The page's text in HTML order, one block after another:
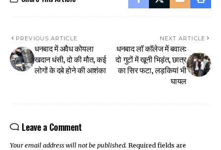
PREVIOUS ARTICLE
धनबाद में अवैध कोयला
खदान धंसी, दो की मौत, कई
लोगों के दबे होने की आशंका
NEXT ARTICLE
धनबाद लॉ कॉलेज में बवाल:
दो गुटों में खूनी भिड़ंत, छात्र
का सिर फटा, लड़कियां भी
घायल
Leave a Comment
Your email address will not be published. Required fields are